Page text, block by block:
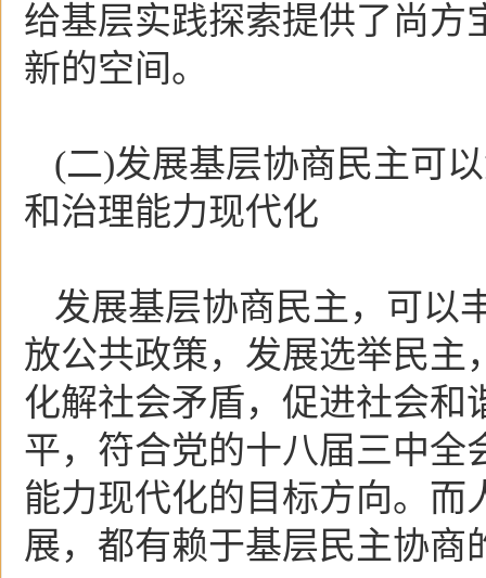
给基层实践探索提供了尚方
新的空间。
(二)发展基层协商民主可
和治理能力现代化
发展基层协商民主，可以
放公共政策，发展选举民主
化解社会矛盾，促进社会和
平，符合党的十八届三中全
能力现代化的目标方向。而
展，都有赖于基层民主协商